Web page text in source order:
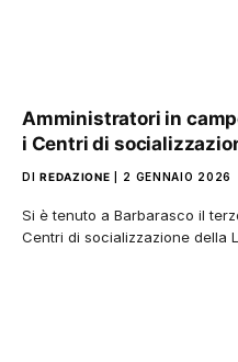
Amministratori in
i Centri di
DI REDAZIONE 2 GENNAIO 2026
Si è tenuto a Barbarasco il
Centri di socializzazione della